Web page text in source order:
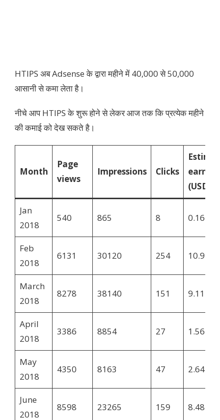
HTIPS अब Adsense के द्वारा महीने में 40,000 से 50,000
आसानी से कमा लेता है।
नीचे आप HTIPS के शुरू होने से लेकर आज तक कि प्रत्येक महीने
की कमाई को देख सकते है।
Month
Page
views
Impressions Clicks
(USD)
Jan
2018
540 865 8 0.16
Feb
2018
6131 30120 254 10.91
March
2018
8278 38140 151 9.11
April
2018
3386 8854 27 1.56
May
2018
4350 8163 47 2.64
June
2018
8598 23265 159 8.48